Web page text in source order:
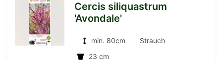
zur
Cercis siliquastrum
'Avondale'
min. 80cm
Strauch
23 cm